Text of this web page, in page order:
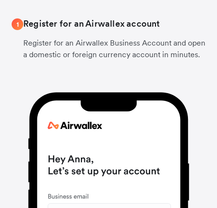
1 Register for an Airwallex account
Register for an Airwallex Business Account and open
a domestic or foreign currency account in minutes.